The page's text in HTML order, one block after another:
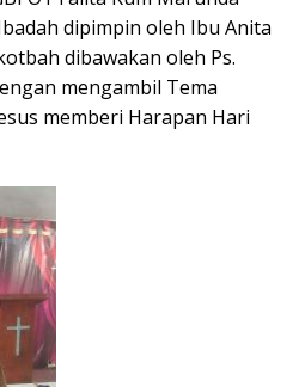
dipimpin oleh Ibu Anita
dibawakan oleh Ps.
mengambil Tema
memberi Harapan Hari